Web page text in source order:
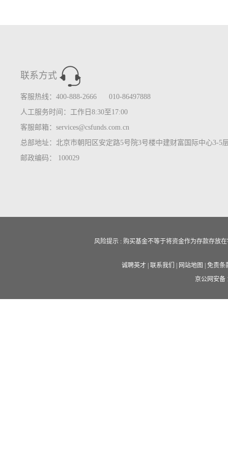
联系方式
客服热线：400-888-2666 010-86497888
人工服务时间：工作日8:30至17:00
客服邮箱：services@csfunds.com.cn
总部地址：北京市朝阳区安定路5号院3号楼中建财富国际中心3-5
邮政编码： 100029
风险提示 : 购买基金不等于将资金作为存款存放
诚聘英才 联系我们 网站地图
免责条
京公网安备